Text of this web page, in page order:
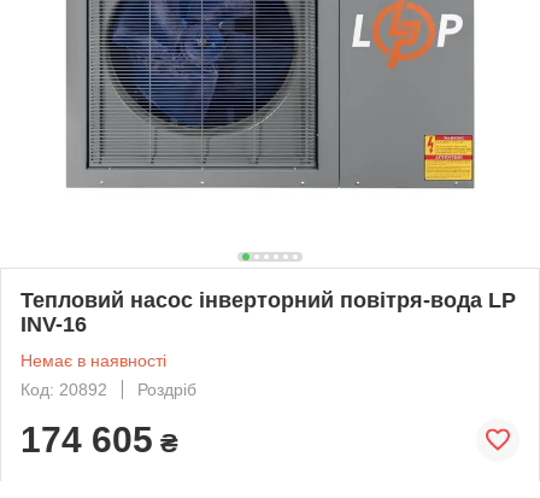
Тепловий насос інверторний повітря-вода LP
INV-16
Немає в наявності
Код: 20892
Роздріб
174 605 ₴